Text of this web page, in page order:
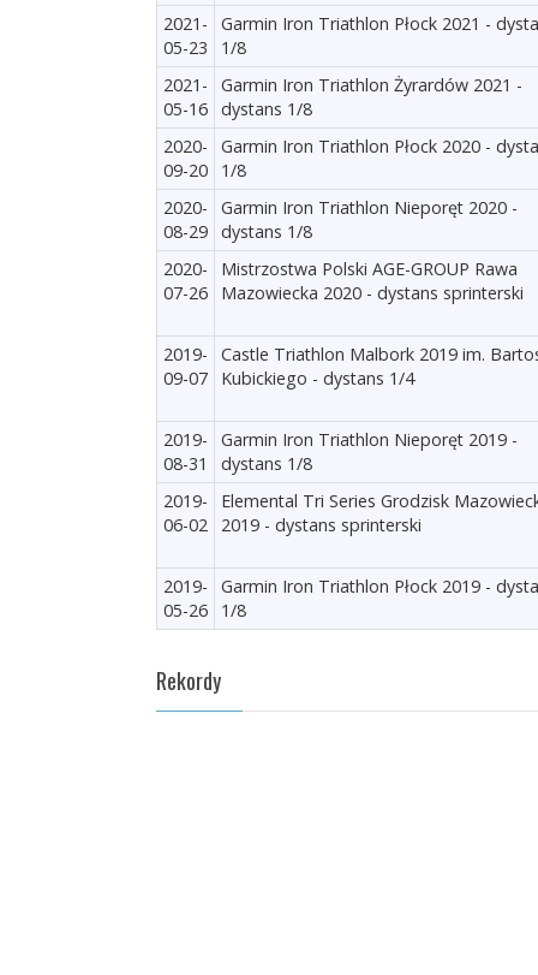
2021-
05-23
Garmin Iron Triathlon Płock 2021 -
1/8
2021-
05-16
Garmin Iron Triathlon Żyrardów 2021 -
dystans 1/8
2020-
09-20
Garmin Iron Triathlon Płock 2020 -
1/8
2020-
08-29
Garmin Iron Triathlon Nieporęt 2020 -
dystans 1/8
2020-
07-26
Mistrzostwa Polski AGE-GROUP Rawa
Mazowiecka 2020 - dystans sprinterski
2019-
09-07
Castle Triathlon Malbork 2019 im.
Kubickiego - dystans 1/4
2019-
08-31
Garmin Iron Triathlon Nieporęt 2019 -
dystans 1/8
2019-
06-02
Elemental Tri Series Grodzisk
2019 - dystans sprinterski
2019-
05-26
Garmin Iron Triathlon Płock 2019 -
1/8
Rekordy